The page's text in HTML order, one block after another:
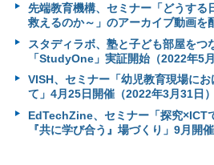
先端教育機構、セミナー「どうする
救えるのか～」のアーカイブ動画を
スタディラボ、塾と子ども部屋をつ
「StudyOne」実証開始（2022年5月
VISH、セミナー「幼児教育現場に
て」4月25日開催（2022年3月31日）
EdTechZine、セミナー「探究×ICT
『共に学び合う』場づくり」9月開